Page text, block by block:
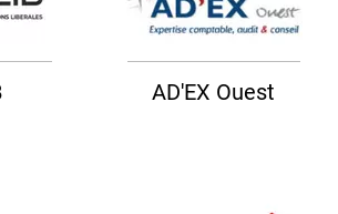
AD'EX Ouest